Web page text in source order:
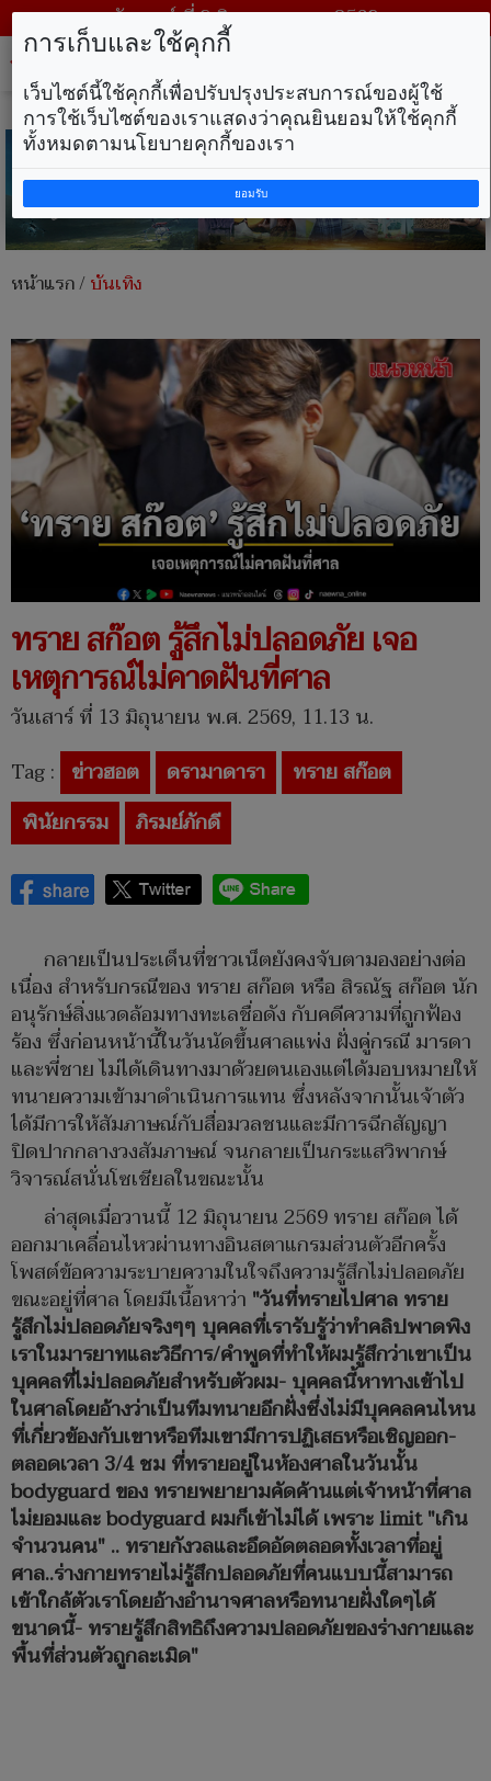
วันเสาร์ ที่ 8 สิงหาคม พ.ศ. 2569
หน้าแรก/บันเทิง
ทราย สก๊อต รู้สึกไม่ปลอดภัย เจอ
เหตุการณ์ไม่คาดฝันที่ศาล
วันเสาร์ ที่ 13 มิถุนายน พ.ศ. 2569, 11.13 น.
Tag : ข่าวฮอต ดรามาดารา
ทราย สก๊อต
พินัยกรรม
ภิรมย์ภักดี
กลายเป็นประเด็นที่ชาวเน็ตยังคงจับตามองอย่างต่อ
เนื่อง สำหรับกรณีของ ทราย สก๊อต หรือ สิรณัฐ สก๊อต นัก
อนุรักษ์สิ่งแวดล้อมทางทะเลชื่อดัง กับคดีความที่ถูกฟ้อง
ร้อง ซึ่งก่อนหน้านี้ในวันนัดขึ้นศาลแพ่ง ฝั่งคู่กรณี มารดา
และพี่ชาย ไม่ได้เดินทางมาด้วยตนเองแต่ได้มอบหมายให้
ทนายความเข้ามาดำเนินการแทน ซึ่งหลังจากนั้นเจ้าตัว
ได้มีการให้สัมภาษณ์กับสื่อมวลชนและมีการฉีกสัญญา
ปิดปากกลางวงสัมภาษณ์ จนกลายเป็นกระแสวิพากษ์
วิจารณ์สนั่นโซเชียลในขณะนั้น
ล่าสุดเมื่อวานนี้ 12 มิถุนายน 2569 ทราย สก๊อต ได้
ออกมาเคลื่อนไหวผ่านทางอินสตาแกรมส่วนตัวอีกครั้ง
โพสต์ข้อความระบายความในใจถึงความรู้สึกไม่ปลอดภัย
ขณะอยู่ที่ศาล โดยมีเนื้อหาว่า "วันที่ทรายไปศาล ทราย
รู้สึกไม่ปลอดภัยจริงๆๆ บุคคลที่เรารับรู้ว่าทำคลิปพาดพิง
เราในมารยาทและวิธีการ/คำพูดที่ทำให้ผมรู้สึกว่าเขาเป็น
บุคคลที่ไม่ปลอดภัยสำหรับตัวผม- บุคคลนี้หาทางเข้าไป
ในศาลโดยอ้างว่าเป็นทีมทนายอีกฝั่งซึ่งไม่มีบุคคลคนไหน
ที่เกี่ยวข้องกับเขาหรือทีมเขามีการปฏิเสธหรือเชิญออก-
ตลอดเวลา 3/4 ชม ที่ทรายอยู่ในห้องศาลในวันนั้น
bodyguard ของ ทรายพยายามคัดค้านแต่เจ้าหน้าที่ศาล
ไม่ยอมและ bodyguard ผมก็เข้าไม่ได้ เพราะ limit "เกิน
จำนวนคน" .. ทรายกังวลและอึดอัดตลอดทั้งเวลาที่อยู่
ศาล..ร่างกายทรายไม่รู้สึกปลอดภัยที่คนแบบนี้สามารถ
เข้าใกล้ตัวเราโดยอ้างอำนาจศาลหรือทนายฝั่งใดๆได้
ขนาดนี้- ทรายรู้สึกสิทธิถึงความปลอดภัยของร่างกายและ
พื้นที่ส่วนตัวถูกละเมิด"
การเก็บและใช้คุกกี้
เว็บไซต์นี้ใช้คุกกี้เพื่อปรับปรุงประสบการณ์ของผู้ใช้
การใช้เว็บไซต์ของเราแสดงว่าคุณยินยอมให้ใช้คุกกี้
ทั้งหมดตามนโยบายคุกกี้ของเรา
ยอมรับ